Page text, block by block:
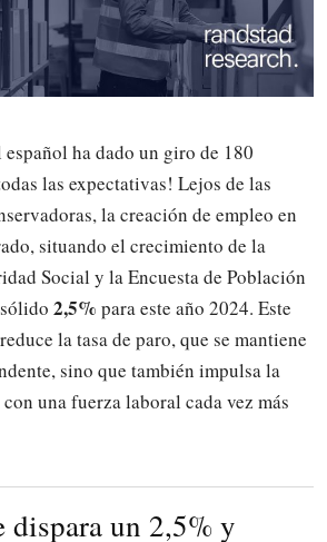
ha dado un giro de 180
las expectativas! Lejos de las
la creación de empleo en
situando el crecimiento de la
Social y la Encuesta de Población
2,5% para este año 2024. Este
la tasa de paro, que se mantiene
sino que también impulsa la
una fuerza laboral cada vez más
dispara un 2,5% y